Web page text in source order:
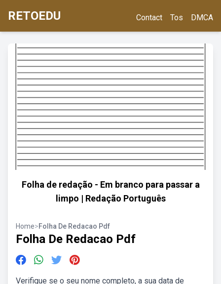
RETOEDU Contact Tos DMCA
Folha de redação - Em branco para passar a
limpo | Redação Português
Home>Folha De Redacao Pdf
Folha De Redacao Pdf
Verifique se o seu nome completo, a sua data de